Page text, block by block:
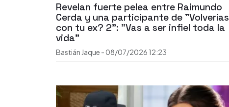
Revelan fuerte pelea entre Raimundo
Cerda y una participante de "Volverías
con tu ex? 2": "Vas a ser infiel toda la
vida"
Bastián Jaque - 08/07/2026 12:23